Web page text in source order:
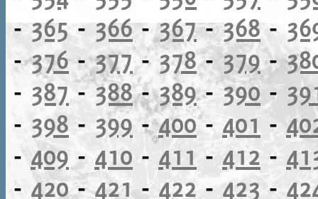
-365-366-367-368-
-376-377-378-379-
- 387-388-389-390-
- 398 - 399-400- 401 -
-409 -410 - 411 - 412 -
- 420-421-422 - 423 -